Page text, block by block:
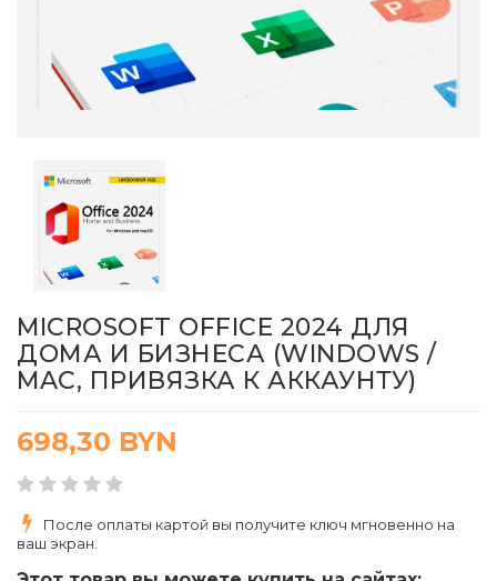
MICROSOFT OFFICE 2024 ДЛЯ
ДОМА И БИЗНЕСА (WINDOWS /
MAC, ПРИВЯЗКА К АККАУНТУ)
698,30 BYN
После оплаты картой вы получите ключ мгновенно на
ваш экран.